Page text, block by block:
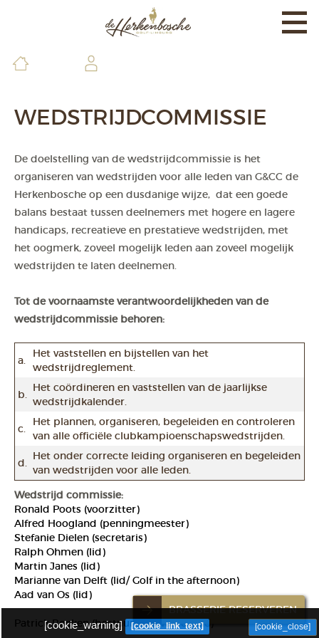
[cookie_warning] [cookie_link_text] [cookie_close]
EXPERIENCE
BRASSERIE EN FACILITEITEN
DE GOLFSCHOOL
MEMBERS & GUESTS
WEDSTRIJDCOMMISSIE
De doelstelling van de wedstrijdcommissie is het
organiseren van wedstrijden voor alle leden van G&CC de
Herkenbosche op een dusdanige wijze, dat een goede
balans bestaat tussen deelnemers met hogere en lagere
handicaps, recreatieve en prestatieve wedstrijden, met
het oogmerk, zoveel mogelijk leden aan zoveel mogelijk
wedstrijden te laten deelnemen.
Tot de voornaamste verantwoordelijkheden van de
wedstrijdcommissie behoren:
a.
Het vaststellen en bijstellen van het
wedstrijdreglement.
b.
Het coördineren en vaststellen van de jaarlijkse
wedstrijdkalender.
c.
Het plannen, organiseren, begeleiden en controleren
van alle officiële clubkampioenschapswedstrijden.
d.
Het onder correcte leiding organiseren en begeleiden
van wedstrijden voor alle leden.
Wedstrijd commissie:
Ronald Poots (voorzitter)
Alfred Hoogland (penningmeester)
Stefanie Dielen (secretaris)
Ralph Ohmen (lid)
Martin Janes (lid)
Marianne van Delft (lid/ Golf in the afternoon)
Aad van Os (lid)
Patrick Bocken (bestuursafgevaardigde)
BRASSERIE RESERVEREN